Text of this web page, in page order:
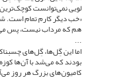
لویی نمی‌توانست
«خب دیگر کارم تمام است.
هم که مرداب نیست، پس
...
اما این گِل‌ها، گِل‌های
بودند که می‌شد با آن‌ها
کامیون‌های بزرگ هر روز